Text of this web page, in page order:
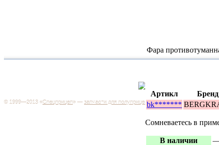
Фара
Артикл
Бренд
bk*******
Сомневаетесь в
В наличии
—
© 1999—2013 «Спецприцеп» — запчасти для полуприцепов